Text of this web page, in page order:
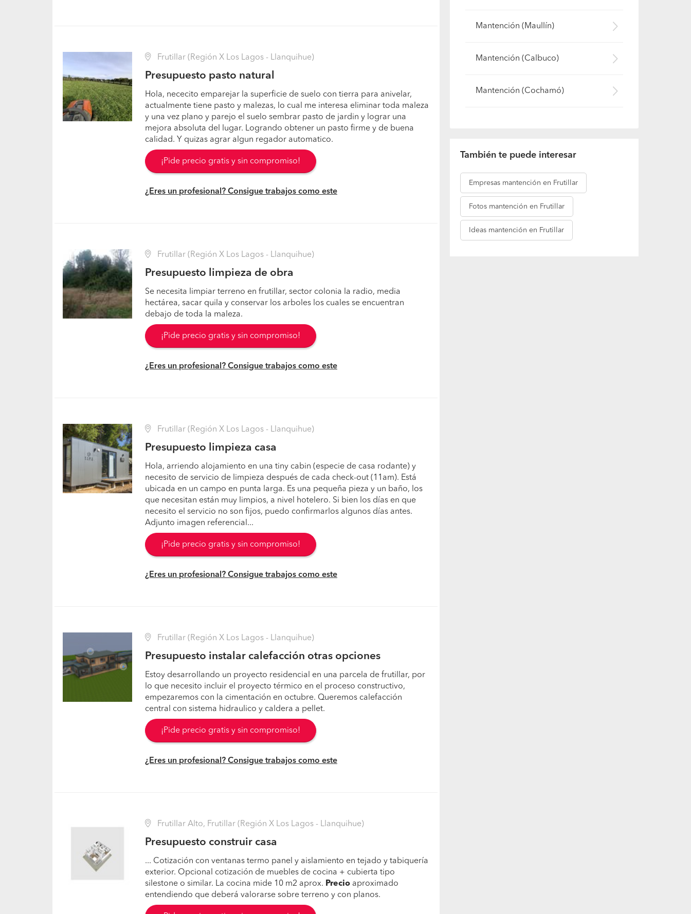
Frutillar (Región X Los Lagos - Llanquihue)
Presupuesto pasto natural
Hola, nececito emparejar la superficie de suelo con tierra para anivelar,
actualmente tiene pasto y malezas, lo cual me interesa eliminar toda maleza
y una vez plano y parejo el suelo sembrar pasto de jardin y lograr una
mejora absoluta del lugar. Logrando obtener un pasto firme y de buena
calidad. Y quizas agrar algun regador automatico.
¡Pide precio gratis y sin compromiso!
¿Eres un profesional? Consigue trabajos como este
Frutillar (Región X Los Lagos - Llanquihue)
Presupuesto limpieza de obra
Se necesita limpiar terreno en frutillar, sector colonia la radio, media
hectárea, sacar quila y conservar los arboles los cuales se encuentran
debajo de toda la maleza.
¡Pide precio gratis y sin compromiso!
¿Eres un profesional? Consigue trabajos como este
Frutillar (Región X Los Lagos - Llanquihue)
Presupuesto limpieza casa
Hola, arriendo alojamiento en una tiny cabin (especie de casa rodante) y
necesito de servicio de limpieza después de cada check-out (11am). Está
ubicada en un campo en punta larga. Es una pequeña pieza y un baño, los
que necesitan están muy limpios, a nivel hotelero. Si bien los días en que
necesito el servicio no son fijos, puedo confirmarlos algunos días antes.
Adjunto imagen referencial...
¡Pide precio gratis y sin compromiso!
¿Eres un profesional? Consigue trabajos como este
Frutillar (Región X Los Lagos - Llanquihue)
Presupuesto instalar calefacción otras opciones
Estoy desarrollando un proyecto residencial en una parcela de frutillar, por
lo que necesito incluir el proyecto térmico en el proceso constructivo,
empezaremos con la cimentación en octubre. Queremos calefacción
central con sistema hidraulico y caldera a pellet.
¡Pide precio gratis y sin compromiso!
¿Eres un profesional? Consigue trabajos como este
Frutillar Alto, Frutillar (Región X Los Lagos - Llanquihue)
Presupuesto construir casa
... Cotización con ventanas termo panel y aislamiento en tejado y tabiquería
exterior. Opcional cotización de muebles de cocina + cubierta tipo
silestone o similar. La cocina mide 10 m2 aprox. Precio aproximado
entendiendo que deberá valorarse sobre terreno y con planos.
Mantención (Maullín)
Mantención (Calbuco)
Mantención (Cochamó)
También te puede interesar
Empresas mantención en Frutillar
Fotos mantención en Frutillar
Ideas mantención en Frutillar